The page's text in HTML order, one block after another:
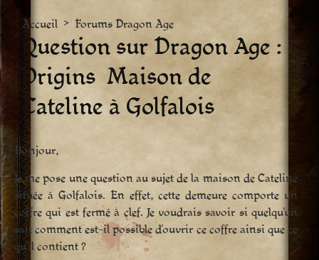
Accueil > Forums Dragon Age
Question sur Dragon Age :
Origins  Maison de
Cateline à Golfalois
Bonjour,
Je me pose une question au sujet de la maison de Cateline
située à Golfalois. En effet, cette demeure comporte un
coffre qui est fermé à clef. Je voudrais savoir si quelqu’un
sait comment est-il possible d’ouvrir ce coffre ainsi que ce
qu’il contient ?